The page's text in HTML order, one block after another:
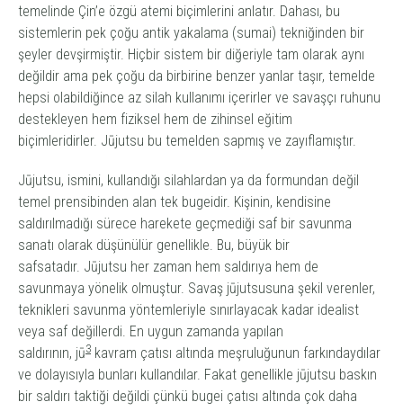
temelinde Çin’e özgü atemi biçimlerini anlatır. Dahası, bu
sistemlerin pek çoğu antik yakalama (sumai) tekniğinden bir
şeyler devşirmiştir. Hiçbir sistem bir diğeriyle tam olarak aynı
değildir ama pek çoğu da birbirine benzer yanlar taşır, temelde
hepsi olabildiğince az silah kullanımı içerirler ve savaşçı ruhunu
destekleyen hem fiziksel hem de zihinsel eğitim
biçimleridirler. Jūjutsu bu temelden sapmış ve zayıflamıştır.
Jūjutsu, ismini, kullandığı silahlardan ya da formundan değil
temel prensibinden alan tek bugeidir. Kişinin, kendisine
saldırılmadığı sürece harekete geçmediği saf bir savunma
sanatı olarak düşünülür genellikle. Bu, büyük bir
safsatadır. Jūjutsu her zaman hem saldırıya hem de
savunmaya yönelik olmuştur. Savaş jūjutsusuna şekil verenler,
teknikleri savunma yöntemleriyle sınırlayacak kadar idealist
veya saf değillerdi. En uygun zamanda yapılan
saldırının, jū3 kavram çatısı altında meşruluğunun farkındaydılar
ve dolayısıyla bunları kullandılar. Fakat genellikle jūjutsu baskın
bir saldırı taktiği değildi çünkü bugei çatısı altında çok daha